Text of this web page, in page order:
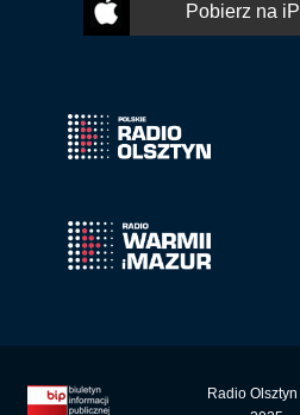
Pobierz na
Radio Olsztyn